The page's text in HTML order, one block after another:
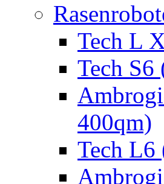
Tech L
Tech S6
400qm)
Tech L6